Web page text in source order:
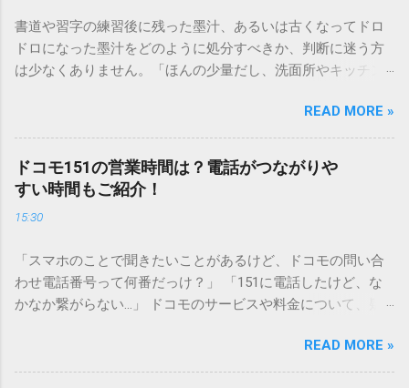
書道や習字の練習後に残った墨汁、あるいは古くなってドロ
ドロになった墨汁をどのように処分すべきか、判断に迷う方
は少なくありません。「ほんの少量だし、洗面所やキッチン
と、実は予期せぬトラブルを招く原因となります。 墨汁は、
一般的な生活排水とは性質が大きく異なります。そのまま排
水口へ流すことは環境負荷だけでなく、ご自宅の排水設備を
傷める可能性も高いため、非常に危険です。この記事では、
墨汁を安全かつ環境に優しい方法で処分するための手順と、
容器を適切に分別する方法を徹底解説します。 墨汁を「排水
す）」と「膠（にかわ）」、そして水です。これらは非常に
微細かつ独特の粘性を持っているため、下水処理や配管維持
の観点から以下の問題が発生します。 1. 環境への深刻な負荷
施設であっても、これらの微粒子を完全に分解・除去するこ
とは容易ではありません。大量に流し続けると河川や海まで
READ MORE »
ドコモ151の営業時間は？電話がつながりや
すい時間もご紹介！
15:30
「スマホのことで聞きたいことがあるけど、ドコモの問い合
わせ電話番号って何番だっけ？」 「151に電話したけど、な
かなか繋がらない…」 ドコモのサービスや料金について、疑
ンフォメーションセンター」の専用電話番号「151」ですよ
ね。 でも、「 ドコモ151は何時まで 営業しているの？」「
READ MORE »